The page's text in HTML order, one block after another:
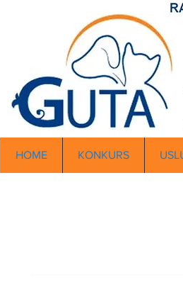
HOME KONKURS